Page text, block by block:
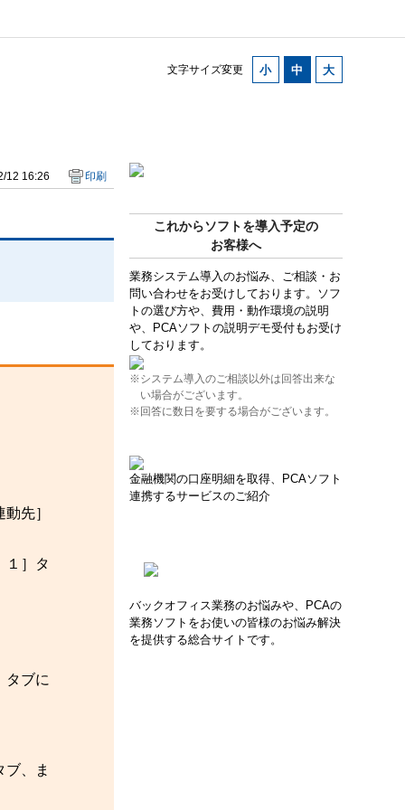
文字サイズ変更
これからソフトを導入予定の
お客様へ
業務システム導入のお悩み、ご相談・お
問い合わせをお受けしております。ソフ
トの選び方や、費用・動作環境の説明
や、PCAソフトの説明デモ受付もお受け
しております。
※システム導入のご相談以外は回答出来な
い場合がございます。
※回答に数日を要する場合がございます。
金融機関の口座明細を取得、PCAソフト
連携するサービスのご紹介
バックオフィス業務のお悩みや、PCAの
業務ソフトをお使いの皆様のお悩み解決
を提供する総合サイトです。
12 16:26 印刷
先］
１］タ
タブに
、ま